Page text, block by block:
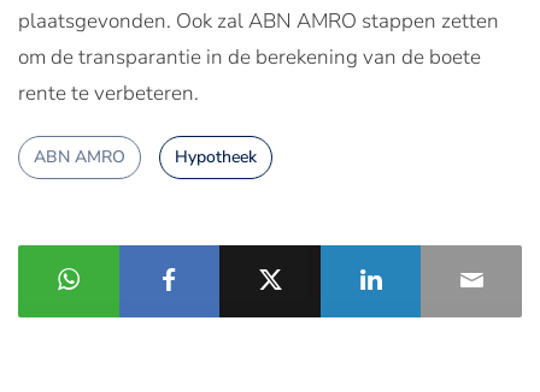
plaatsgevonden. Ook zal ABN AMRO stappen zetten
om de transparantie in de berekening van de boete
rente te verbeteren.
ABN AMRO Hypotheek